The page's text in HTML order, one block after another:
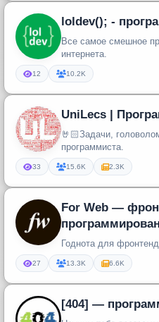
loldev(); -
Все самое смешное
интернета.
12 10.2K
UniLecs |
🤘🏻Задачи,
программиста.
33 15.6K 2.3K
For Web —
Годнота для
27 13.3K 6.6K
[404] —